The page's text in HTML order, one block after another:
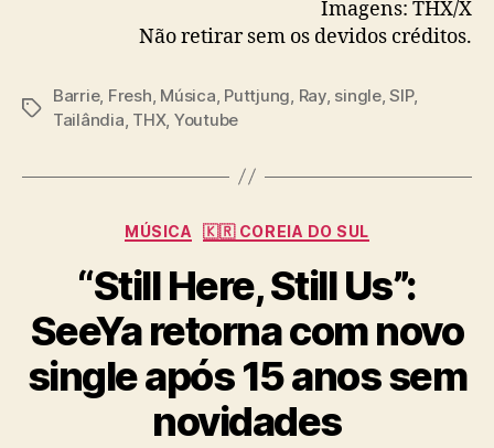
Imagens: THX/X
Não retirar sem os devidos créditos.
T
s
Barrie, Fresh, Música, Puttjung, Ray, single,SIP,
Tailândia, THX, Youtube
C
t
e
g
o
r
a
MÚSICA 🇰🇷 COREIA DO SUL
“Still Here, Still Us”:
SeeYa retorna com novo
single após 15 anos sem
novidades